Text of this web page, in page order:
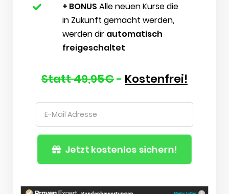
+ BONUS Alle neuen Kurse die
in Zukunft gemacht werden,
werden dir automatisch
freigeschaltet
Statt 49,95€- Kostenfrei!
Jetzt kostenlos sichern!